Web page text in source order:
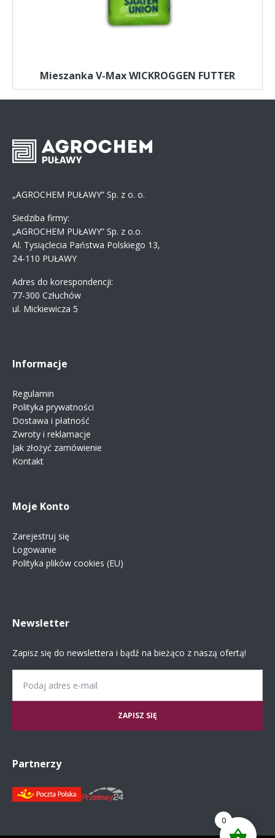
Mieszanka V-Max WICKROGGEN FUTTER
„AGROCHEM PUŁAWY” Sp. z o. o.
Siedziba firmy:
„AGROCHEM PUŁAWY” Sp. z o.o.
Al. Tysiąclecia Państwa Polskiego 13,
24-110 PUŁAWY
Adres do korespondencji:
77-300 Człuchów
ul. Mickiewicza 5
Informacje
Regulamin
Polityka prywatności
Dostawa i płatność
Zwroty i reklamacje
Jak złożyć zamówienie
Kontakt
Moje Konto
Zarejestruj się
Logowanie
Polityka plików cookies (EU)
Newsletter
Zapisz się do newslettera i bądź na bieżąco z naszą ofertą!
Partnerzy
0